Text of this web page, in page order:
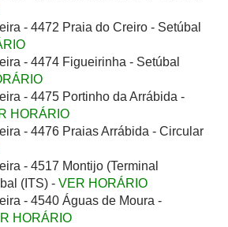
- 4472 Praia do Creiro - Setúbal
- 4474 Figueirinha - Setúbal
- 4475 Portinho da Arrábida -
HORÁRIO
- 4476 Praias Arrábida - Circular
- 4517 Montijo (Terminal
(ITS) - VER HORÁRIO
- 4540 Águas de Moura -
HORÁRIO